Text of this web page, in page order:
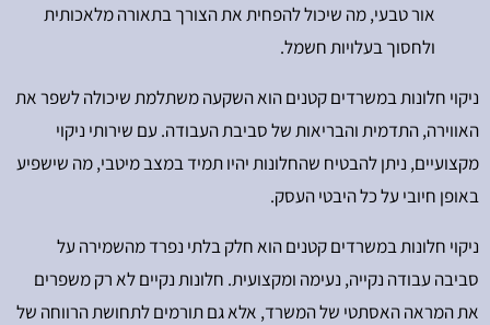
אור טבעי, מה שיכול להפחית את הצורך בתאורה מלאכותית
ולחסוך בעלויות חשמל.
ניקוי חלונות במשרדים קטנים הוא השקעה משתלמת שיכולה לשפר את
האווירה, התדמית והבריאות של סביבת העבודה. עם שירותי ניקוי
מקצועיים, ניתן להבטיח שהחלונות יהיו תמיד במצב מיטבי, מה שישפיע
באופן חיובי על כל היבטי העסק.
ניקוי חלונות במשרדים קטנים הוא חלק בלתי נפרד מהשמירה על
סביבה עבודה נקייה, נעימה ומקצועית. חלונות נקיים לא רק משפרים
את המראה האסתטי של המשרד, אלא גם תורמים לתחושת הרווחה של